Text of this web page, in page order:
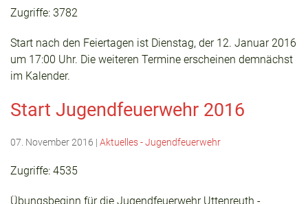
Zugriffe: 3782
Start nach den Feiertagen ist Dienstag, der 12. Januar 2016
um 17:00 Uhr. Die weiteren Termine erscheinen demnächst
im Kalender.
Start Jugendfeuerwehr 2016
07. November 2016 | Aktuelles - Jugendfeuerwehr
Zugriffe: 4535
Übungsbeginn für die Jugendfeuerwehr Uttenreuth -